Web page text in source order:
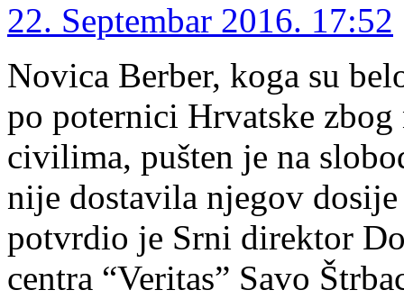
22. Septembar 2016. 17:52
Novica Berber, koga su
po poternici Hrvatske
civilima, pušten je na
nije dostavila njegov
potvrdio je Srni direktor
centra “Veritas” Savo